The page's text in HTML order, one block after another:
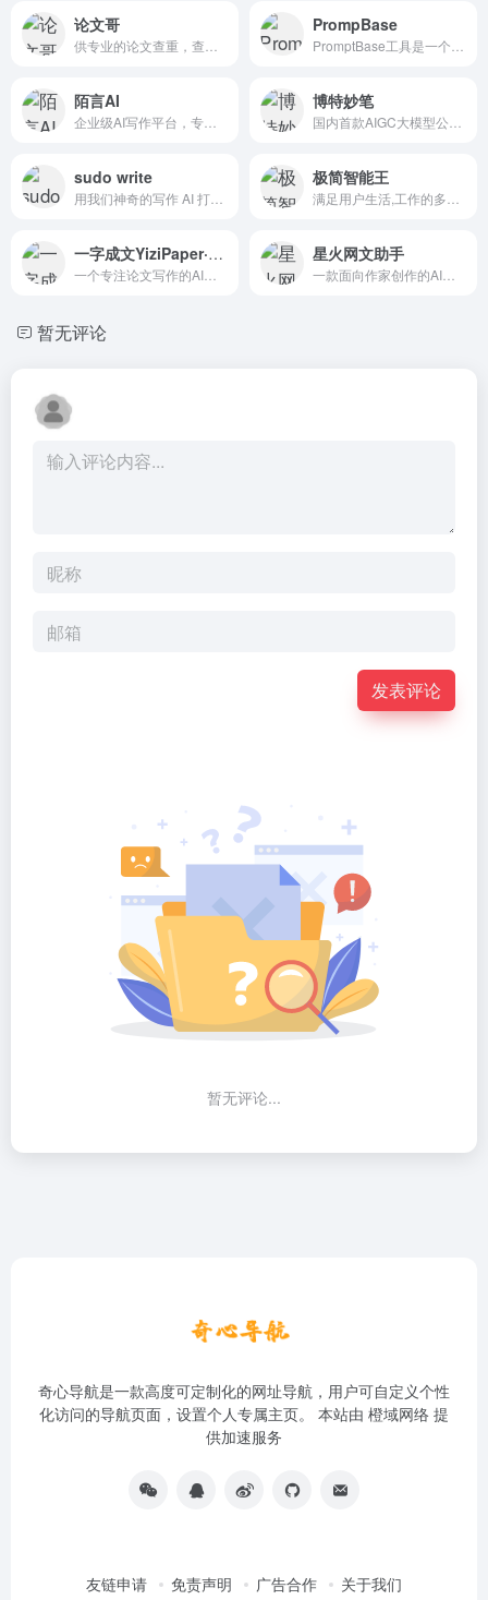
论文哥 PrompBase
陌言AI 博特妙笔
sudo write 极简智能王
一字成文YiziPaper·AI写作助手 星火网文助手
暂无评论
发表评论
暂无评论...
奇心导航是一款高度可定制化的网址导航，用户可自定义个性
化访问的导航页面，设置个人专属主页。 本站由 橙域网络 提
供加速服务
友链申请 免责声明 广告合作 关于我们